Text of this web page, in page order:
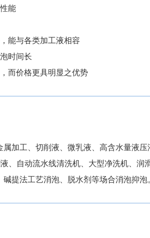
能
能与各类加工液相容
时间长
而价格更具明显之优势
属加工、切削液、微乳液、高含水量液
、自动流水线清洗机、大型净洗机、
提法工艺消泡、脱水剂等场合消泡抑泡